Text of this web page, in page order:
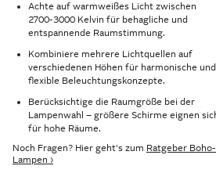
Achte auf warmweißes Licht zwischen
2700-3000 Kelvin für behagliche und
entspannende Raumstimmung.
Kombiniere mehrere Lichtquellen auf
verschiedenen Höhen für harmonische und
flexible Beleuchtungskonzepte.
Berücksichtige die Raumgröße bei der
Lampenwahl – größere Schirme eignen
für hohe Räume.
Noch Fragen? Hier geht's zum Ratgeber Boho-
Lampen ›